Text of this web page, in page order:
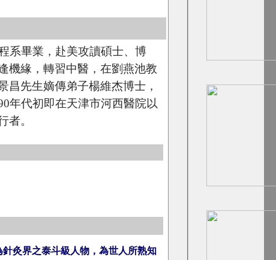
系畢業，赴美攻讀碩士、博
機緣，轉習中醫，在劉燕池教
先生嫡傳弟子楊維杰博士，
年代初即在天津市河西醫院以
者。
灸界之泰斗級人物，為世人所熟知